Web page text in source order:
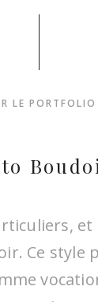
LE PORTFOLIO
Ce
dire
Quand j’ai
regard
de ce
NATALIE A.